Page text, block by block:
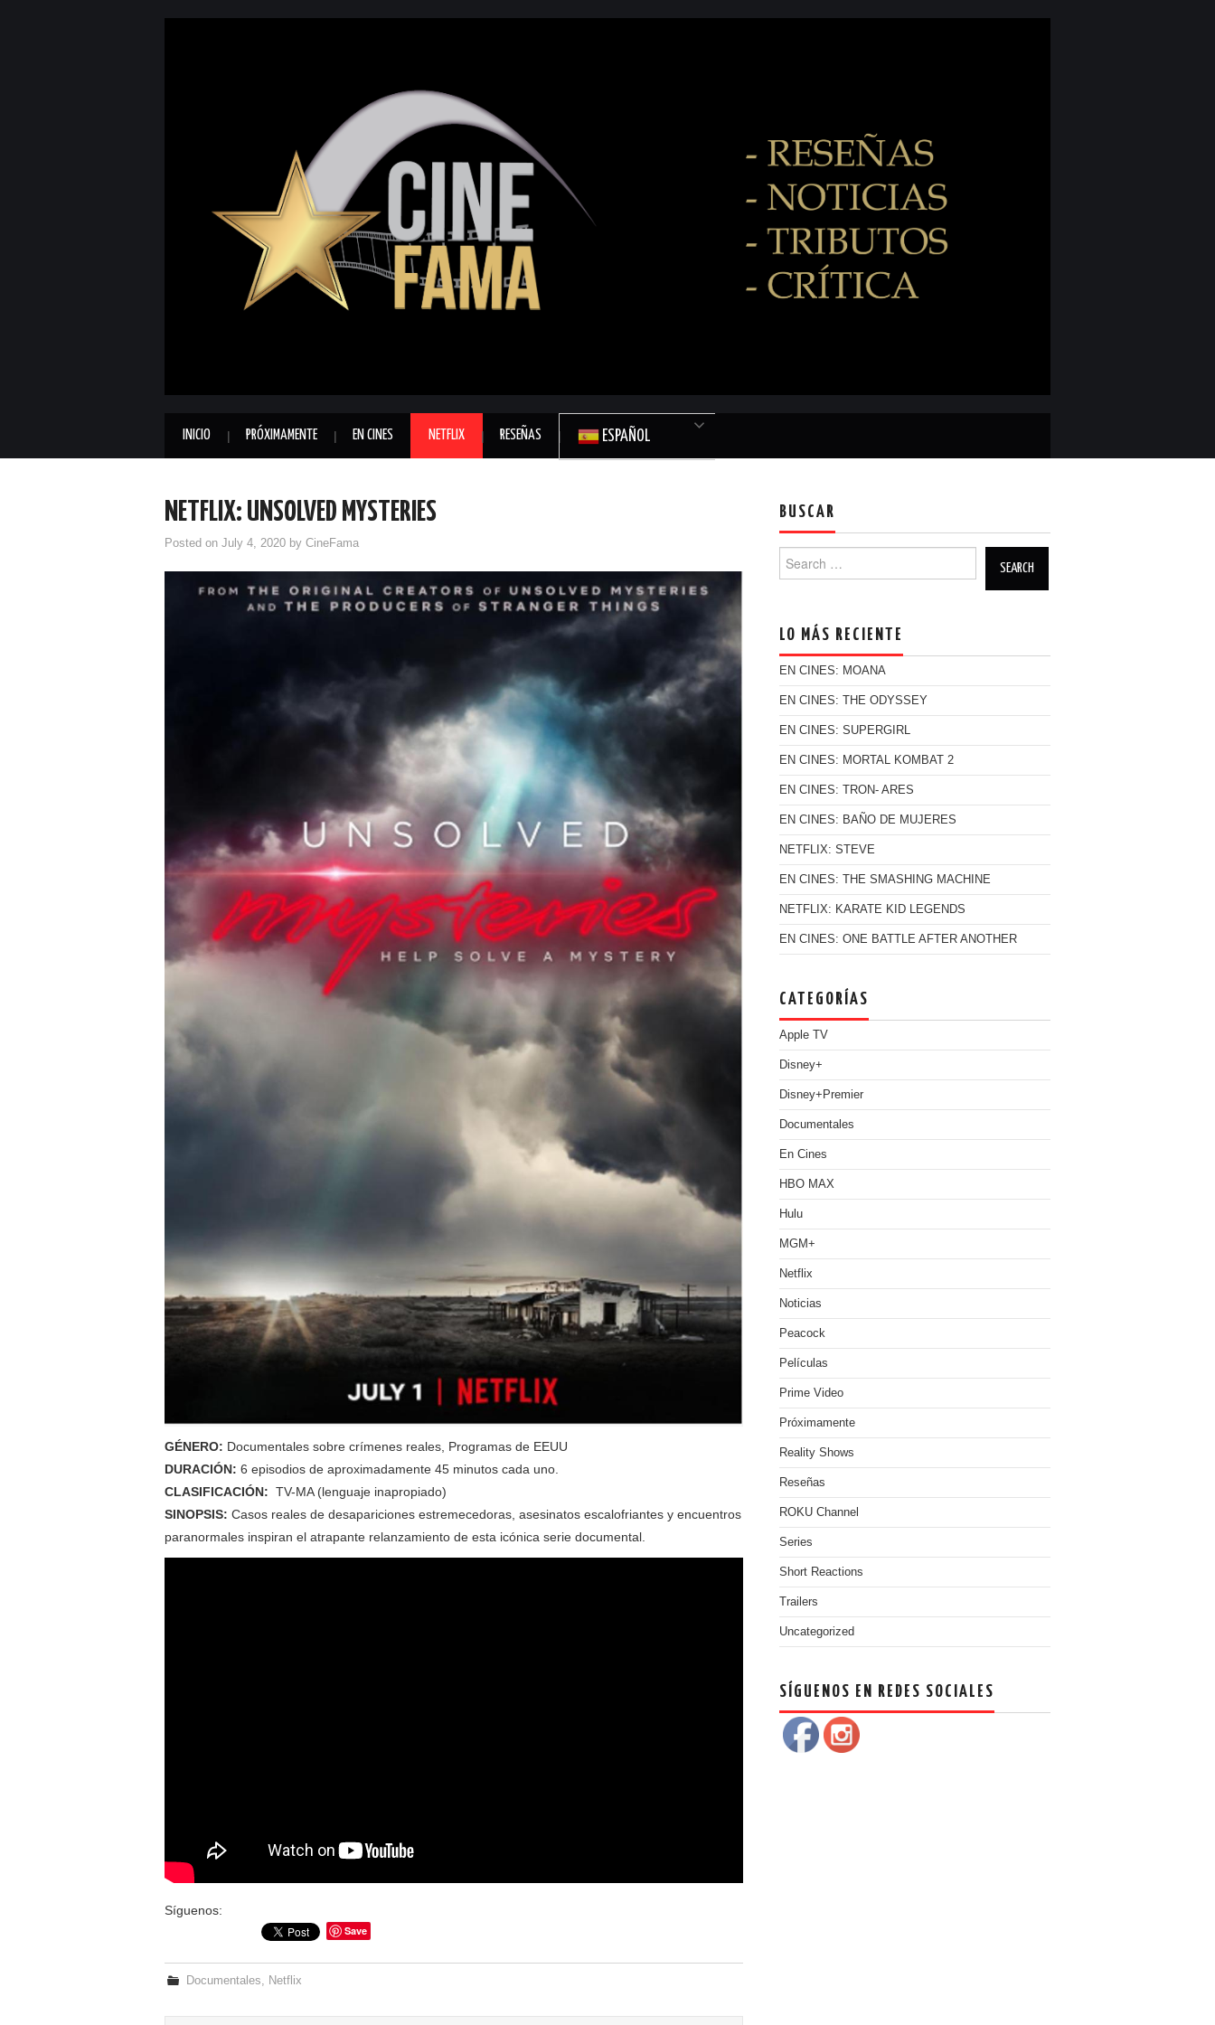
INICIO PRÓXIMAMENTE EN CINES NETFLIX RESEÑAS ESPAÑOL
NETFLIX: UNSOLVED MYSTERIES
Posted on July 4, 2020 by CineFama
GÉNERO: Documentales sobre crímenes reales, Programas de EEUU
DURACIÓN: 6 episodios de aproximadamente 45 minutos cada uno.
CLASIFICACIÓN: TV-MA (lenguaje inapropiado)
SINOPSIS: Casos reales de desapariciones estremecedoras, asesinatos escalofriantes y encuentros
paranormales inspiran el atrapante relanzamiento de esta icónica serie documental.
Síguenos:
Save
Documentales, Netflix
BUSCAR
Search for:
LO MÁS RECIENTE
EN CINES: MOANA
EN CINES: THE ODYSSEY
EN CINES: SUPERGIRL
EN CINES: MORTAL KOMBAT 2
EN CINES: TRON- ARES
EN CINES: BAÑO DE MUJERES
NETFLIX: STEVE
EN CINES: THE SMASHING MACHINE
NETFLIX: KARATE KID LEGENDS
EN CINES: ONE BATTLE AFTER ANOTHER
CATEGORÍAS
Apple TV
Disney+
Disney+Premier
Documentales
En Cines
HBO MAX
Hulu
MGM+
Netflix
Noticias
Peacock
Películas
Prime Video
Próximamente
Reality Shows
Reseñas
ROKU Channel
Series
Short Reactions
Trailers
Uncategorized
SÍGUENOS EN REDES SOCIALES